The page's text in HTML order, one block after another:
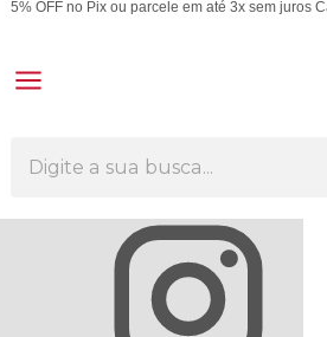
5% OFF no Pix ou parcele em até 3x sem juros